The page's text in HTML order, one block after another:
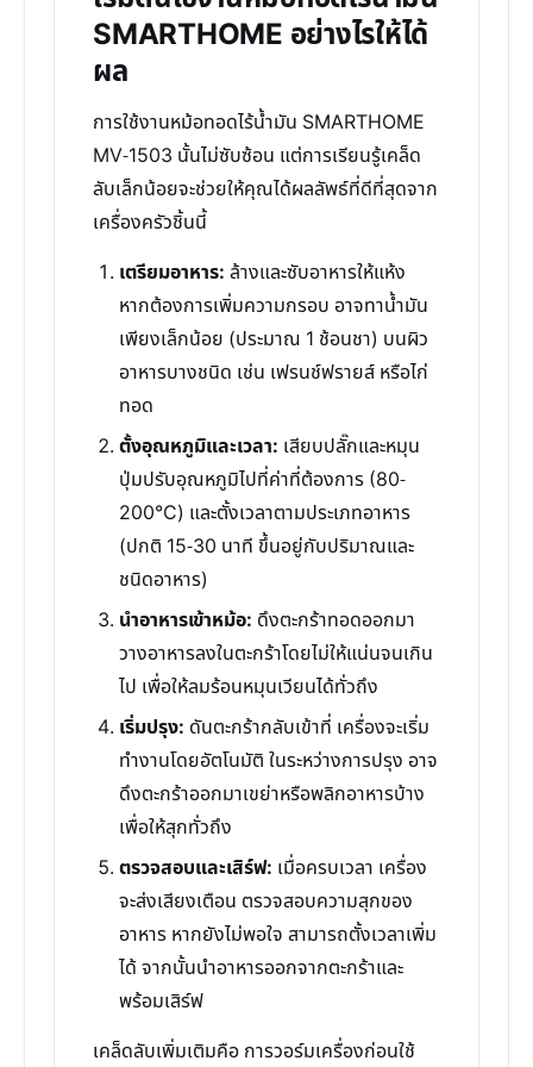
SMARTHOME อย่างไรให้ได้
ผล
การใช้งานหม้อทอดไร้น้ำมัน SMARTHOME
MV-1503 นั้นไม่ซับซ้อน แต่การเรียนรู้เคล็ด
ลับเล็กน้อยจะช่วยให้คุณได้ผลลัพธ์ที่ดีที่สุดจาก
เครื่องครัวชิ้นนี้
เตรียมอาหาร: ล้างและซับอาหารให้แห้ง
หากต้องการเพิ่มความกรอบ อาจทาน้ำมัน
เพียงเล็กน้อย (ประมาณ 1 ช้อนชา) บนผิว
อาหารบางชนิด เช่น เฟรนช์ฟรายส์ หรือไก่
ทอด
ตั้งอุณหภูมิและเวลา: เสียบปลั๊กและหมุน
ปุ่มปรับอุณหภูมิไปที่ค่าที่ต้องการ (80-
200°C) และตั้งเวลาตามประเภทอาหาร
(ปกติ 15-30 นาที ขึ้นอยู่กับปริมาณและ
ชนิดอาหาร)
นำอาหารเข้าหม้อ: ดึงตะกร้าทอดออกมา
วางอาหารลงในตะกร้าโดยไม่ให้แน่นจนเกิน
ไป เพื่อให้ลมร้อนหมุนเวียนได้ทั่วถึง
เริ่มปรุง: ดันตะกร้ากลับเข้าที่ เครื่องจะเริ่ม
ทำงานโดยอัตโนมัติ ในระหว่างการปรุง อาจ
ดึงตะกร้าออกมาเขย่าหรือพลิกอาหารบ้าง
เพื่อให้สุกทั่วถึง
ตรวจสอบและเสิร์ฟ: เมื่อครบเวลา เครื่อง
จะส่งเสียงเตือน ตรวจสอบความสุกของ
อาหาร หากยังไม่พอใจ สามารถตั้งเวลาเพิ่ม
ได้ จากนั้นนำอาหารออกจากตะกร้าและ
พร้อมเสิร์ฟ
เคล็ดลับเพิ่มเติมคือ การวอร์มเครื่องก่อนใช้